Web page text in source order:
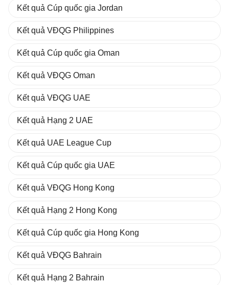
Kết quả Cúp quốc gia Jordan
Kết quả VĐQG Philippines
Kết quả Cúp quốc gia Oman
Kết quả VĐQG Oman
Kết quả VĐQG UAE
Kết quả Hạng 2 UAE
Kết quả UAE League Cup
Kết quả Cúp quốc gia UAE
Kết quả VĐQG Hong Kong
Kết quả Hạng 2 Hong Kong
Kết quả Cúp quốc gia Hong Kong
Kết quả VĐQG Bahrain
Kết quả Hạng 2 Bahrain